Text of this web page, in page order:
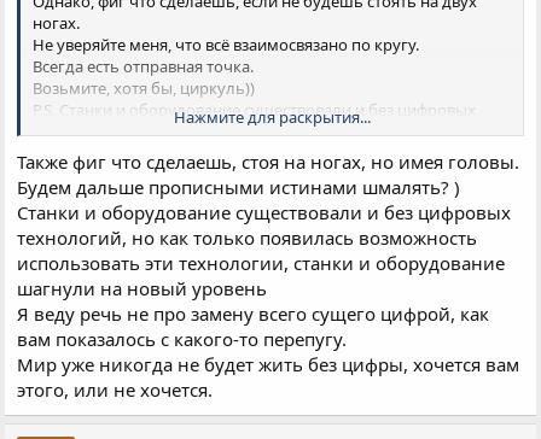
православных священнослужителей, из них расстреляно 85
300; в 1938 году арестовано 28 300, расстреляно 21 500; в 1939
году арестовано 1500, расстреляно 900; в 1940 году арестовано
5100, расстреляно 1100; в 1941 году арестовано 4000,
расстреляно 1900» (см.:Дамаскин (Орловский) , игумен.
История Русской Православной Церкви в документах Архива
Президента Российской Федерации).
ногах.
Не уверяйте меня, что всё взаимосвязано по кругу.
Всегда есть отправная точка.
Возьмите, хотя бы, циркуль))
P.S. Станки и оборудование существовали и без цифровых
технологий.
Но цифровые технологии без машин, как прилагательные без
существительного.
Нажмите для раскрытия...
Также фиг что сделаешь, стоя на ногах, но имея головы.
Будем дальше прописными истинами шмалять? )
Станки и оборудование существовали и без цифровых
технологий, но как только появилась возможность
использовать эти технологии, станки и оборудование
шагнули на новый уровень
Я веду речь не про замену всего сущего цифрой, как
вам показалось с какого-то перепугу.
Мир уже никогда не будет жить без цифры, хочется вам
этого, или не хочется.